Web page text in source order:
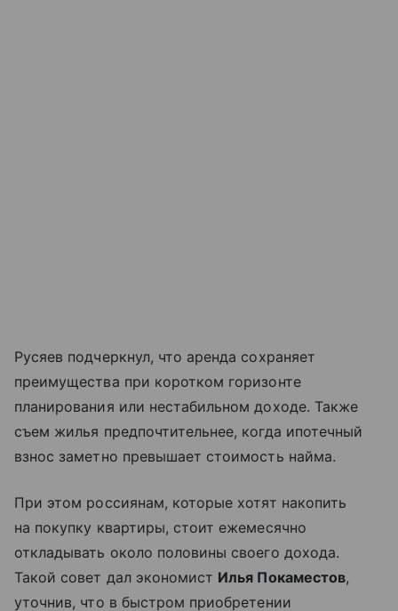
Русяев подчеркнул, что аренда сохраняет
преимущества при коротком горизонте
планирования или нестабильном доходе. Также
съем жилья предпочтительнее, когда ипотечный
взнос заметно превышает стоимость найма.
При этом россиянам, которые хотят накопить
на покупку квартиры, стоит ежемесячно
откладывать около половины своего дохода.
Такой совет дал экономист Илья Покаместов,
уточнив, что в быстром приобретении